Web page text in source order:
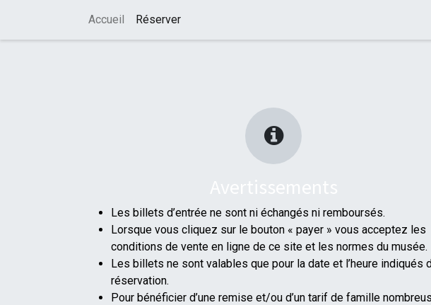
Accueil Réserver
Les billets d’entrée ne sont ni échangés ni remboursés.
Lorsque vous cliquez sur le bouton « payer » vous acceptez les
conditions de vente en ligne de ce site et les normes du musée.
Les billets ne sont valables que pour la date et l’heure indiqués
réservation.
Pour bénéficier d’une remise et/ou d’un tarif de famille